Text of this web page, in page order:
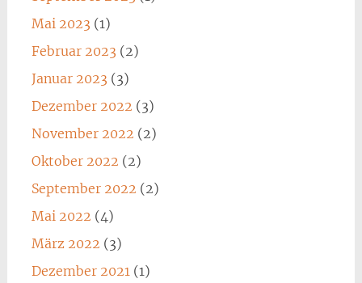
Mai 2023 (1)
Februar 2023 (2)
Januar 2023 (3)
Dezember 2022 (3)
November 2022 (2)
Oktober 2022 (2)
September 2022 (2)
Mai 2022 (4)
März 2022 (3)
Dezember 2021(1)